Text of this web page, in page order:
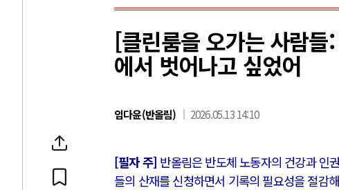
[클린룸을 오가는 사람
에서 벗어나고 싶었어
임다윤(반올림) 2026.05.13 14:10
[필자 주] 반올림은 반도체 노동자의 건강과 인
들의 산재를 신청하면서 기록의 필요성을 절감